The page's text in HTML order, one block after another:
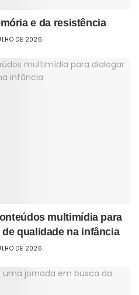
e da resistência
DE 2026
multimídia para
qualidade na infância
DE 2026